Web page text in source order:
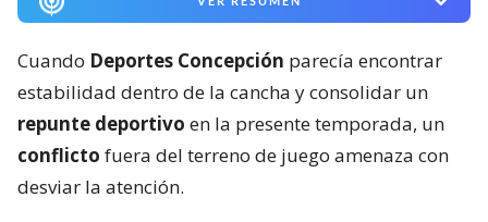
Cuando Deportes Concepción parecía encontrar
estabilidad dentro de la cancha y consolidar un
repunte deportivo en la presente temporada, un
conflicto fuera del terreno de juego amenaza con
desviar la atención.